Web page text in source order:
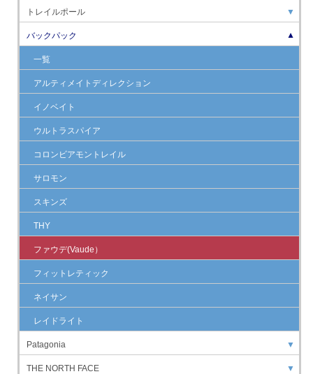
トレイルポール ▼
バックパック ▼
一覧
アルティメイトディレクション
イノベイト
ウルトラスパイア
コロンビアモントレイル
サロモン
スキンズ
THY
ファウデ(Vaude）
フィットレティック
ネイサン
レイドライト
Patagonia ▼
THE NORTH FACE ▼